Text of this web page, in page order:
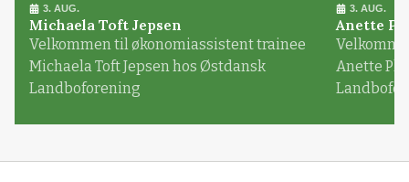
3. AUG.
Michaela Toft Jepsen
Velkommen til økonomiassistent trainee
Michaela Toft Jepsen hos Østdansk
Landboforening
3. AUG.
Anette
Anette